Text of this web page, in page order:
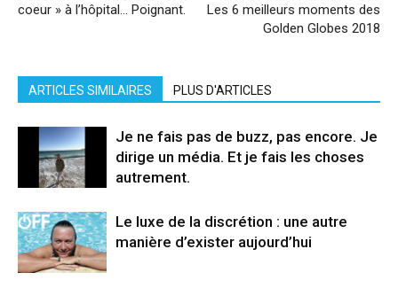
coeur » à l’hôpital… Poignant.
Les 6 meilleurs moments des
Golden Globes 2018
ARTICLES SIMILAIRES PLUS D'ARTICLES
Je ne fais pas de buzz, pas encore. Je
dirige un média. Et je fais les choses
autrement.
Le luxe de la discrétion : une autre
manière d’exister aujourd’hui